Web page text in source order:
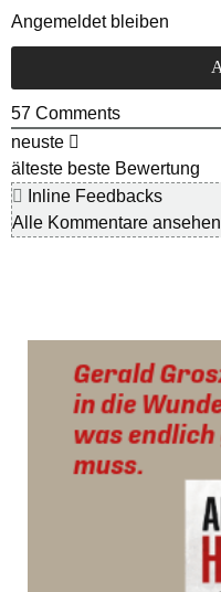
Angemeldet bleiben
57 Comments
neuste
älteste beste Bewertung
Inline Feedbacks
Alle Kommentare ansehen